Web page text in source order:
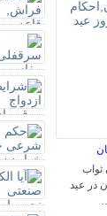
ثواب
در عید